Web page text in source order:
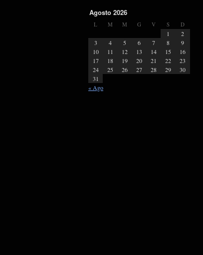
Agosto 2026
L M M G V S D
1
2
3
4 5 6 7 8
9
10
11 12 13 14 15
16
17
18 19 20 21 22
23
24
25 26 27 28 29
30
31
« Ago